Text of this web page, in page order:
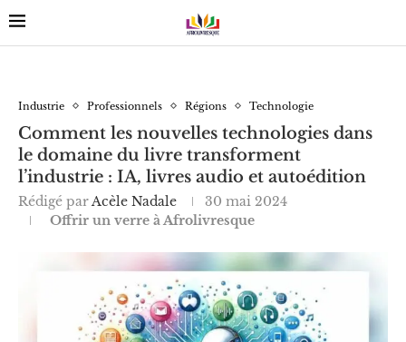
Industrie Professionnels Régions Technologie
Comment les nouvelles technologies dans
le domaine du livre transforment
l’industrie : IA, livres audio et autoédition
Rédigé parAcèle Nadale
30 mai 2024
Offrir un verre à Afrolivresque